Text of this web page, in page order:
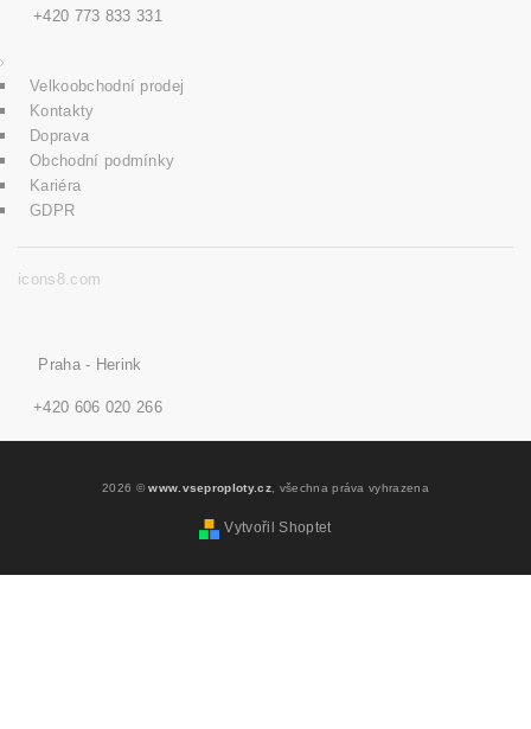
+420 773 833 331
Velkoobchodní prodej
Kontakty
Doprava
Obchodní podmínky
Kariéra
GDPR
icons8.com
Praha - Herink
+420 606 020 266
2026 ©www.vseproploty.cz, všechna práva vyhrazena
Vytvořil Shoptet